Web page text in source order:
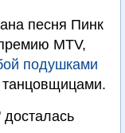
песня Пинк
MTV,
подушками
танцовщицами.